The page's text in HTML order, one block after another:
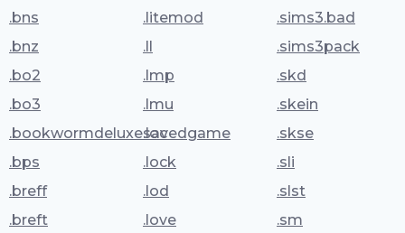
.bns
.bnz
.bo2
.bo3
.bookwormdeluxesavedgame
.bps
.breff
.breft
.litemod
.ll
.lmp
.lmu
.loc
.lock
.lod
.love
.sims3.bad
.sims3pack
.skd
.skein
.skse
.sli
.slst
.sm